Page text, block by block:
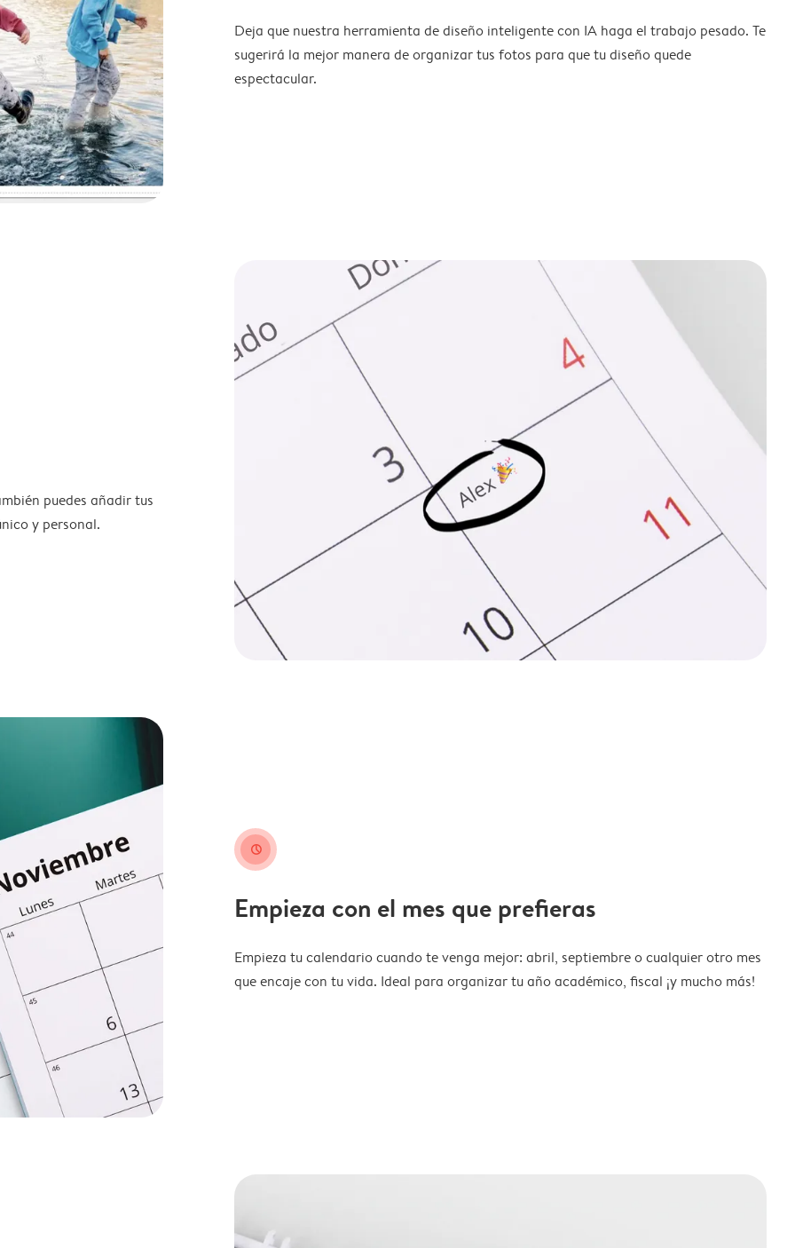
Deja que nuestra herramienta de diseño inteligente con IA haga el trabajo pesado. Te
sugerirá la mejor manera de organizar tus fotos para que tu diseño quede
espectacular.
puedes añadir tus
y personal.
clock
Empieza con el mes que prefieras
Empieza tu calendario cuando te venga mejor: abril, septiembre o cualquier otro mes
que encaje con tu vida. Ideal para organizar tu año académico, fiscal ¡y mucho más!